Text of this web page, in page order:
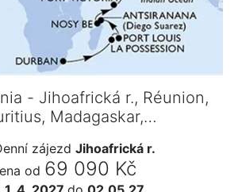
- Jihoafrická r., Réunion,
Madagaskar,…
zájezd Jihoafrická r.
od 69 090 Kč